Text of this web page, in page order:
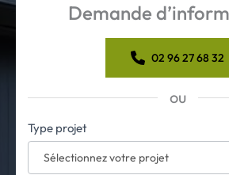
Demande
02 96 27 68 32
ou
Formulaire
simple
Type projet